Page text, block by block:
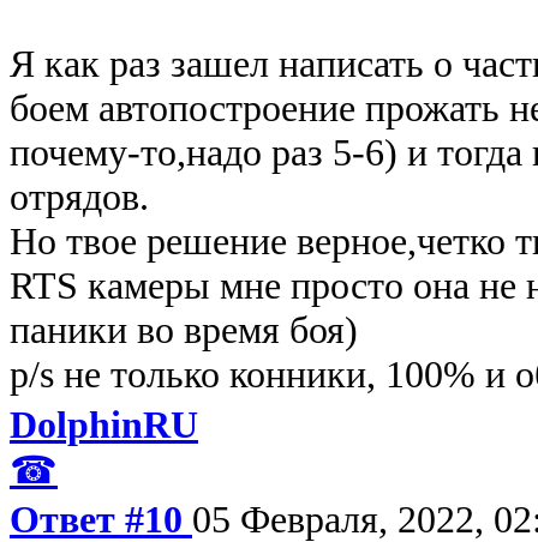
Я как раз зашел написать о
боем автопостроение прожать
почему-то,надо раз 5-6) и
отрядов.
Но твое решение верное,четко
RTS камеры мне просто она не
паники во время боя)
p/s не только конники, 100% и
DolphinRU
☎
Ответ #10 05 Февраля, 2022,